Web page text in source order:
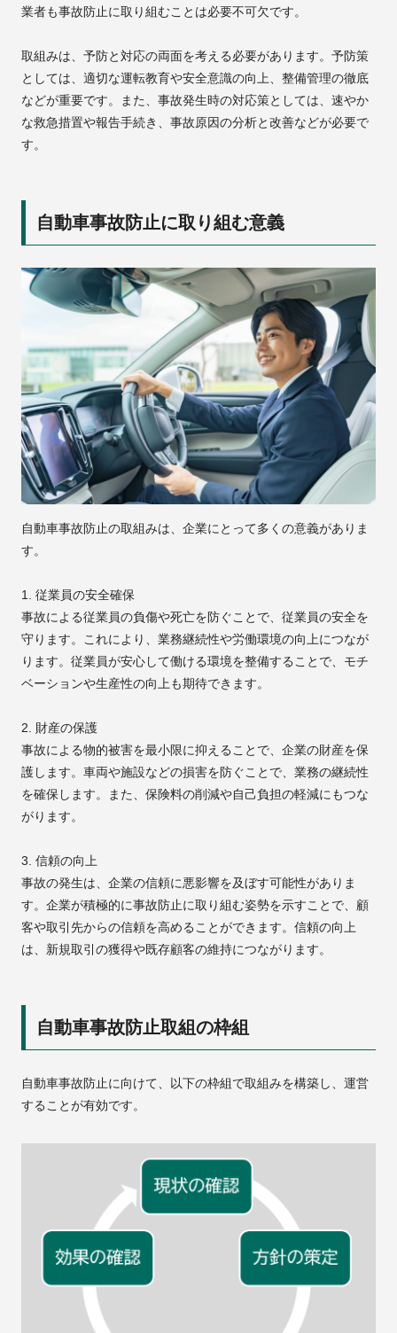
業者も事故防止に取り組むことは必要不可欠です。
取組みは、予防と対応の両面を考える必要があります。予防策
としては、適切な運転教育や安全意識の向上、整備管理の徹底
などが重要です。また、事故発生時の対応策としては、速やか
な救急措置や報告手続き、事故原因の分析と改善などが必要で
す。
自動車事故防止に取り組む意義
自動車事故防止の取組みは、企業にとって多くの意義がありま
す。
1. 従業員の安全確保
事故による従業員の負傷や死亡を防ぐことで、従業員の安全を
守ります。これにより、業務継続性や労働環境の向上につなが
ります。従業員が安心して働ける環境を整備することで、モチ
ベーションや生産性の向上も期待できます。
2. 財産の保護
事故による物的被害を最小限に抑えることで、企業の財産を保
護します。車両や施設などの損害を防ぐことで、業務の継続性
を確保します。また、保険料の削減や自己負担の軽減にもつな
がります。
3. 信頼の向上
事故の発生は、企業の信頼に悪影響を及ぼす可能性がありま
す。企業が積極的に事故防止に取り組む姿勢を示すことで、顧
客や取引先からの信頼を高めることができます。信頼の向上
は、新規取引の獲得や既存顧客の維持につながります。
自動車事故防止取組の枠組
自動車事故防止に向けて、以下の枠組で取組みを構築し、運営
することが有効です。